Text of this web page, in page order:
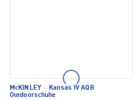
McKINLEY · Kansas IV AQB
Outdoorschuhe